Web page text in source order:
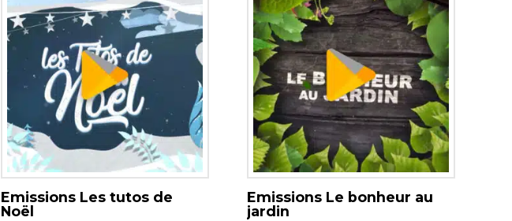
Emissions Les tutos de
Noël
Emissions Le bonheur au
jardin